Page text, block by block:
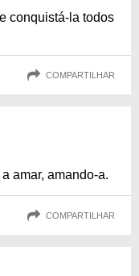
conquistá-la todos
COMPARTILHAR
amar, amando-a.
COMPARTILHAR